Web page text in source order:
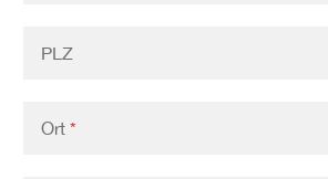
PLZ
Ort *